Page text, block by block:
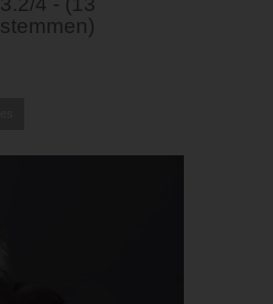
stemmen)